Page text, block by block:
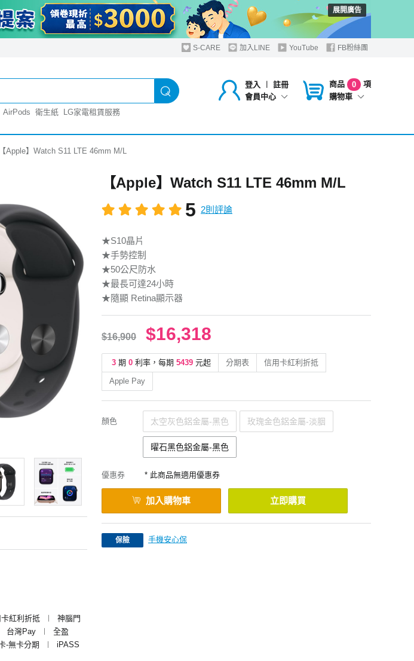
展開廣告
S-CARE 加入LINE YouTube FB粉絲團
登入 ︱
註冊
會員中心
商品 0
項
購物車
AirPods 衛生紙 LG家電租賃服務
【Apple】Watch S11 LTE 46mm M/L
紅利折抵 ︱
神腦門
台灣Pay ︱
全盈
-無卡分期 ︱
iPASS
【Apple】Watch S11 LTE 46mm M/L
5 2則評論
★S10晶片
★手勢控制
★50公尺防水
★最長可達24小時
★隨顯 Retina顯示器
$16,900 $16,318
3 期 0 利率，每期 5439 元起 分期表 信用卡紅利折抵
Apple Pay
顏色 太空灰色鋁金屬-黑色 玫瑰金色鋁金屬-淡胭
曜石黑色鋁金屬-黑色
優惠券 * 此商品無適用優惠券
加入購物車 立即購買
保險 手機安心保